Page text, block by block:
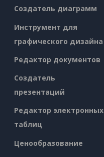
Создатель диаграмм
Инструмент для
графического дизайна
Редактор документов
Создатель
презентаций
Редактор электронных
таблиц
Ценообразование